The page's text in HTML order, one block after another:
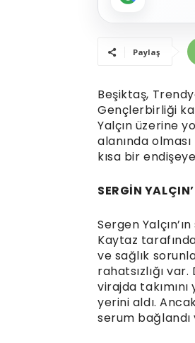
Paylaş
Beşiktaş,
Gençlerbirliği
Yalçın üzerine
alanında
kısa bir
SERGİN
Sergen
Kaytaz
ve sağlık
rahatsızlığı
virajda
yerini aldı.
serum bağlandı